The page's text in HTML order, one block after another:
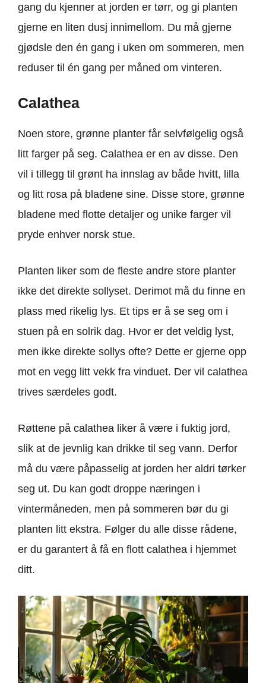
gang du kjenner at jorden er tørr, og gi planten
gjerne en liten dusj innimellom. Du må gjerne
gjødsle den én gang i uken om sommeren, men
reduser til én gang per måned om vinteren.
Calathea
Noen store, grønne planter får selvfølgelig også
litt farger på seg. Calathea er en av disse. Den
vil i tillegg til grønt ha innslag av både hvitt, lilla
og litt rosa på bladene sine. Disse store, grønne
bladene med flotte detaljer og unike farger vil
pryde enhver norsk stue.
Planten liker som de fleste andre store planter
ikke det direkte sollyset. Derimot må du finne en
plass med rikelig lys. Et tips er å se seg om i
stuen på en solrik dag. Hvor er det veldig lyst,
men ikke direkte sollys ofte? Dette er gjerne opp
mot en vegg litt vekk fra vinduet. Der vil calathea
trives særdeles godt.
Røttene på calathea liker å være i fuktig jord,
slik at de jevnlig kan drikke til seg vann. Derfor
må du være påpasselig at jorden her aldri tørker
seg ut. Du kan godt droppe næringen i
vintermåneden, men på sommeren bør du gi
planten litt ekstra. Følger du alle disse rådene,
er du garantert å få en flott calathea i hjemmet
ditt.